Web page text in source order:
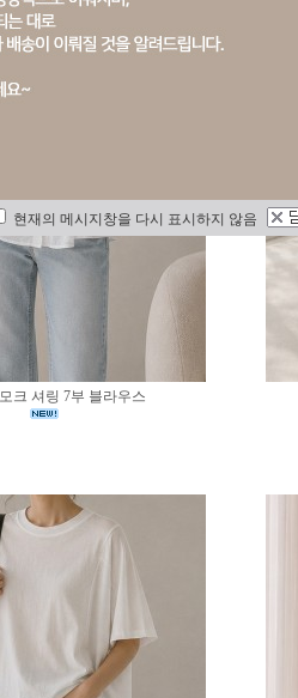
크 셔링 7부 블라우스
현재의 메시지창을 다시 표시하지 않음